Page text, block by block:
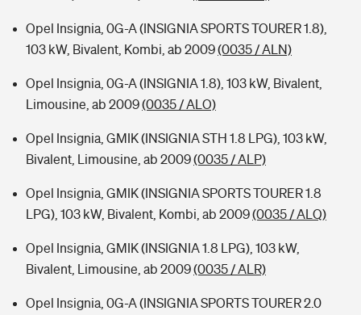
Opel Insignia, 0G-A (INSIGNIA SPORTS TOURER 1.8),
103 kW, Bivalent, Kombi, ab 2009(0035 / ALN)
Opel Insignia, 0G-A (INSIGNIA 1.8), 103 kW, Bivalent,
Limousine, ab 2009(0035 / ALO)
Opel Insignia, GMIK (INSIGNIA STH 1.8 LPG), 103 kW,
Bivalent, Limousine, ab 2009(0035 / ALP)
Opel Insignia, GMIK (INSIGNIA SPORTS TOURER 1.8
LPG), 103 kW, Bivalent, Kombi, ab 2009(0035 / ALQ)
Opel Insignia, GMIK (INSIGNIA 1.8 LPG), 103 kW,
Bivalent, Limousine, ab 2009(0035 / ALR)
Opel Insignia, 0G-A (INSIGNIA SPORTS TOURER 2.0